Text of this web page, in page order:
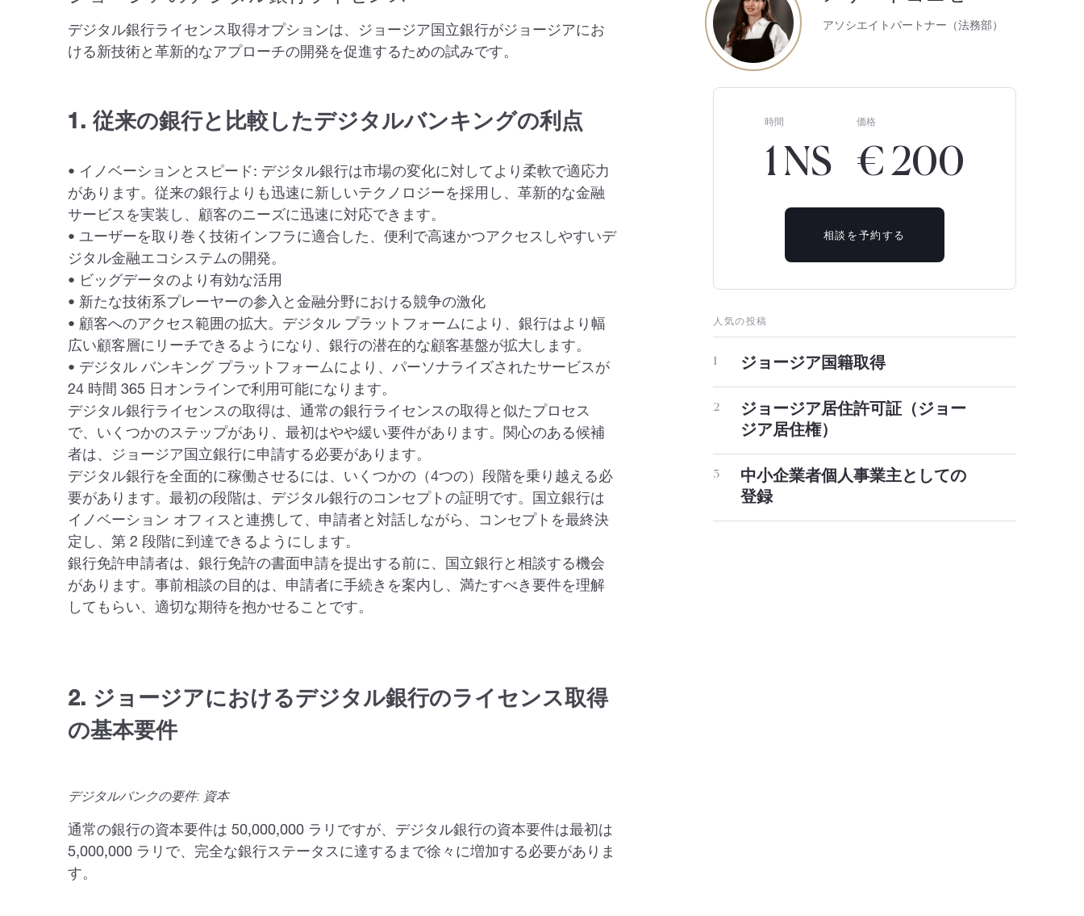
デジタル銀行ライセンス取得オプションは、ジョージア国立銀行がジョージアにお
ける新技術と革新的なアプローチの開発を促進するための試みです。
1. 従来の銀行と比較したデジタルバンキングの利点
• イノベーションとスピード: デジタル銀行は市場の変化に対してより柔軟で適応力
があります。従来の銀行よりも迅速に新しいテクノロジーを採用し、革新的な金融
サービスを実装し、顧客のニーズに迅速に対応できます。
• ユーザーを取り巻く技術インフラに適合した、便利で高速かつアクセスしやすいデ
ジタル金融エコシステムの開発。
• ビッグデータのより有効な活用
• 新たな技術系プレーヤーの参入と金融分野における競争の激化
• 顧客へのアクセス範囲の拡大。デジタル プラットフォームにより、銀行はより幅
広い顧客層にリーチできるようになり、銀行の潜在的な顧客基盤が拡大します。
• デジタル バンキング プラットフォームにより、パーソナライズされたサービスが
24 時間 365 日オンラインで利用可能になります。
デジタル銀行ライセンスの取得は、通常の銀行ライセンスの取得と似たプロセス
で、いくつかのステップがあり、最初はやや緩い要件があります。関心のある候補
者は、ジョージア国立銀行に申請する必要があります。
デジタル銀行を全面的に稼働させるには、いくつかの（4つの）段階を乗り越える必
要があります。最初の段階は、デジタル銀行のコンセプトの証明です。国立銀行は
イノベーション オフィスと連携して、申請者と対話しながら、コンセプトを最終決
定し、第 2 段階に到達できるようにします。
銀行免許申請者は、銀行免許の書面申請を提出する前に、国立銀行と相談する機会
があります。事前相談の目的は、申請者に手続きを案内し、満たすべき要件を理解
してもらい、適切な期待を抱かせることです。
2. ジョージアにおけるデジタル銀行のライセンス取得
の基本要件
デジタルバンクの要件: 資本
通常の銀行の資本要件は 50,000,000 ラリですが、デジタル銀行の資本要件は最初は
5,000,000 ラリで、完全な銀行ステータスに達するまで徐々に増加する必要がありま
す。
アソシエイトパートナー（法務部）
時間
1 NS
価格
€ 200
相談を予約する
人気の投稿
1 ジョージア国籍取得
2
ジョージア居住許可証（ジョー
ジア居住権）
3
中小企業者個人事業主としての
登録